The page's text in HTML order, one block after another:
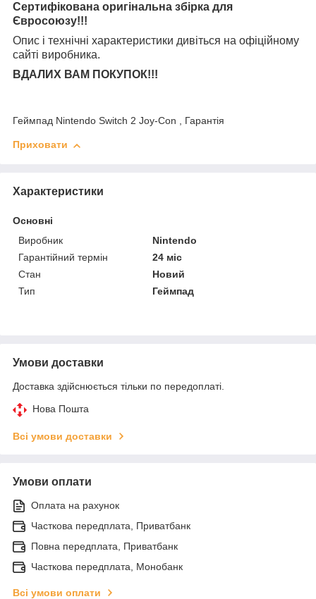
Сертифікована оригінальна збірка для
Євросоюзу!!!
Опис і технічні характеристики дивіться на офіційному
сайті виробника.
ВДАЛИХ ВАМ ПОКУПОК!!!
Геймпад Nintendo Switch 2 Joy-Con , Гарантія
Приховати
Характеристики
Основні
Виробник
Nintendo
Гарантійний термін
24 міс
Стан
Новий
Тип
Геймпад
Умови доставки
Доставка здійснюється тільки по передоплаті.
Нова Пошта
Всі умови доставки
Умови оплати
Оплата на рахунок
Часткова передплата, Приватбанк
Повна передплата, Приватбанк
Часткова передплата, Монобанк
Всі умови оплати